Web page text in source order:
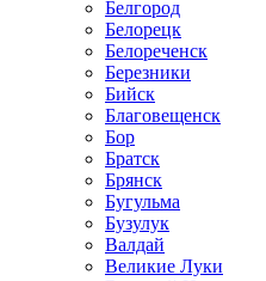
Белгород
Белорецк
Белореченск
Березники
Бийск
Благовещенск
Бор
Братск
Брянск
Бугульма
Бузулук
Валдай
Великие Луки